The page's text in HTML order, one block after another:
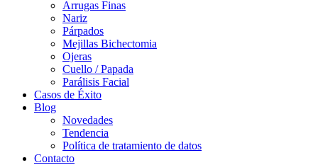
Arrugas Finas
Nariz
Párpados
Mejillas Bichectomia
Ojeras
Cuello / Papada
Parálisis Facial
Casos de Éxito
Blog
Novedades
Tendencia
Política de tratamiento de datos
Contacto